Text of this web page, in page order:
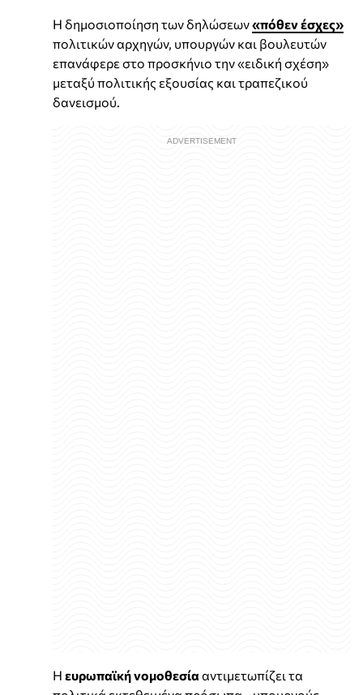
Η δημοσιοποίηση των δηλώσεων«πόθεν έσχες»
πολιτικών αρχηγών, υπουργών και βουλευτών
επανάφερε στο προσκήνιο την «ειδική σχέση»
μεταξύ πολιτικής εξουσίας και τραπεζικού
δανεισμού.
Η ευρωπαϊκή νομοθεσία αντιμετωπίζει τα